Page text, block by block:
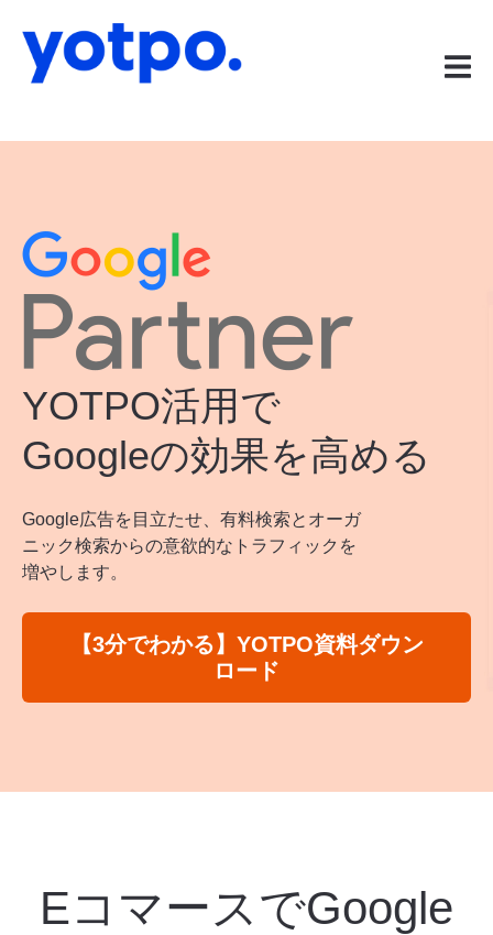
YOTPO活用で
Googleの効果を高める
Google広告を目立たせ、有料検索とオーガ
ニック検索からの意欲的なトラフィックを
増やします。
【3分でわかる】YOTPO資料ダウン
ロード
EコマースでGoogle